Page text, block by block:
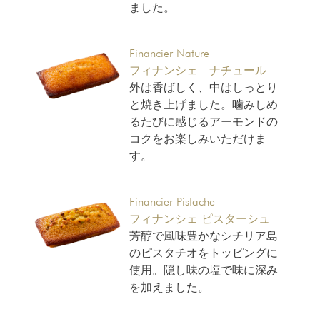
ました。
Financier Nature
フィナンシェ ナチュール
外は香ばしく、中はしっとり
と焼き上げました。噛みしめ
るたびに感じるアーモンドの
コクをお楽しみいただけま
す。
Financier Pistache
フィナンシェ ピスターシュ
芳醇で風味豊かなシチリア島
のピスタチオをトッピングに
使用。隠し味の塩で味に深み
を加えました。